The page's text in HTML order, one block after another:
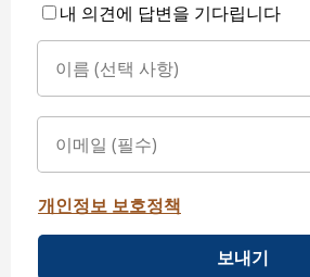
내 의견에 답변을 기다립니다
개인정보 보호정책
보내기